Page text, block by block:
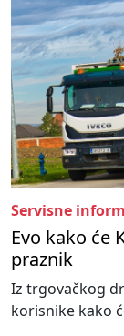
Servisne
Evo kako će
praznik
Iz trgovačkog
korisnike kako